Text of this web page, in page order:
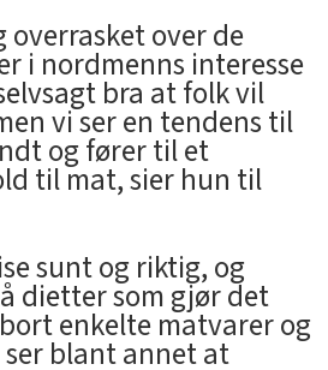
overrasket over de
i nordmenns interesse
bra at folk vil
vi ser en tendens til
og fører til et
til mat, sier hun til
sunt og riktig, og
dietter som gjør det
enkelte matvarer og
blant annet at